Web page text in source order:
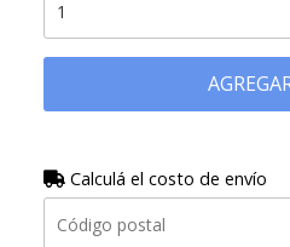
Calculá el costo de envío